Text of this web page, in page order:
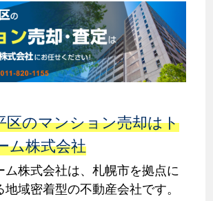
区のマンション売却はト
ム株式会社
ム株式会社は、札幌市を拠点に
域密着型の不動産会社です。